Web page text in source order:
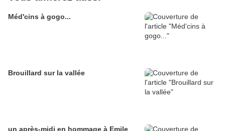
Méd'cins à gogo...
Brouillard sur la vallée
un après-midi en hommage à Emile